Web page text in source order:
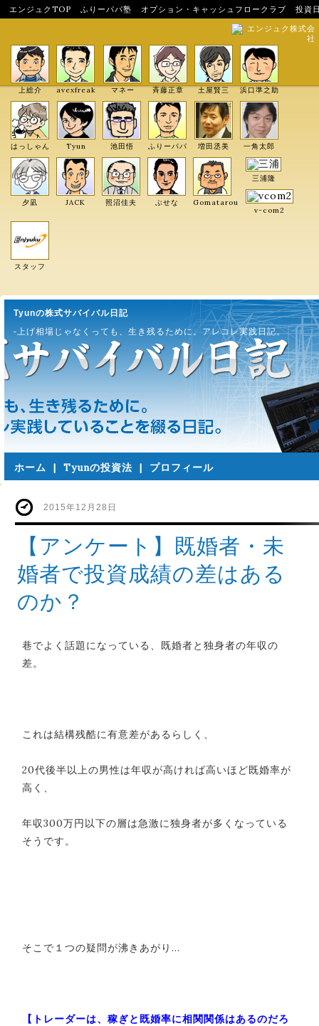
エンジュクTOP ふりーパパ塾 オプション・キャッシュフロークラブ
投資
エンジュク株式会
社
上総介 avexfreak マネー 斉藤正章 土屋賢三 浜口準之助
はっしゃん Tyun 池田悟 ふりーパパ 増田丞美 一角太郎
夕凪 JACK 照沼佳夫 ぶせな Gomatarou
三浦隆
v-com2
スタッフ
Tyunの株式サバイバル日記
-上げ相場じゃなくっても、生き残るために。アレコレ実践日記。
ホーム | Tyunの投資法 | プロフィール
2015年12月28日
【アンケート】既婚者・未
婚者で投資成績の差はある
のか？
巷でよく話題になっている、既婚者と独身者の年収の
差。
これは結構残酷に有意差があるらしく、
20代後半以上の男性は年収が高ければ高いほど既婚率が
高く、
年収300万円以下の層は急激に独身者が多くなっている
そうです。
そこで１つの疑問が沸きあがり…
【トレーダーは、稼ぎと既婚率に相関関係はあるのだろ